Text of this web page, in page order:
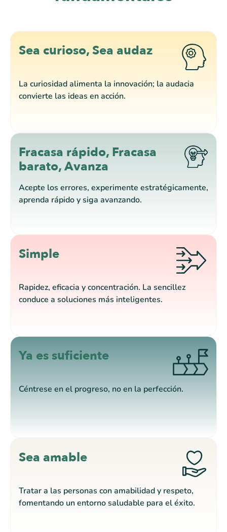
Sea curioso, Sea audaz
La curiosidad alimenta la innovación; la audacia
convierte las ideas en acción.
Fracasa rápido, Fracasa
barato, Avanza
Acepte los errores, experimente estratégicamente,
aprenda rápido y siga avanzando.
Simple
Rapidez, eficacia y concentración. La sencillez
conduce a soluciones más inteligentes.
Ya es suficiente
Céntrese en el progreso, no en la perfección.
Sea amable
Tratar a las personas con amabilidad y respeto,
fomentando un entorno saludable para el éxito.